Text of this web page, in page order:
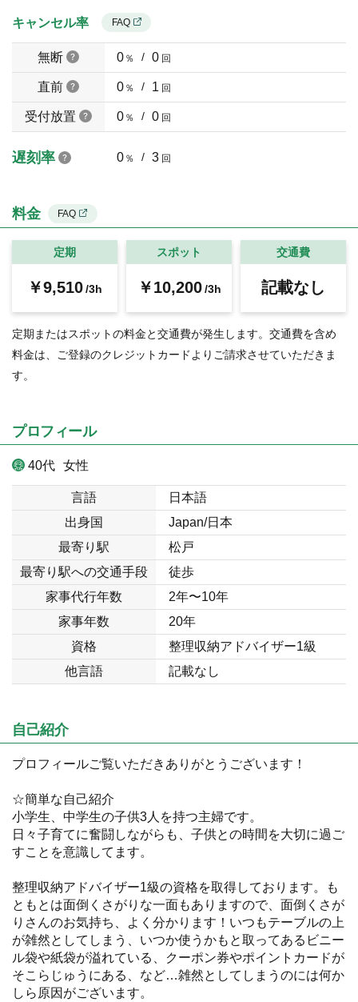
キャンセル率 FAQ
無断 0％ / 0 回
直前 0％ / 1 回
受付放置 0％ / 0 回
遅刻率 0％ / 3 回
料金 FAQ
定期
￥9,510/3h
スポット
￥10,200 /3h
交通費
記載なし
定期またはスポットの料金と交通費が発生します。交通費を含め
料金は、ご登録のクレジットカードよりご請求させていただきま
す。
プロフィール
40代 女性
言語
日本語
出身国
Japan/日本
最寄り駅
松戸
最寄り駅への交通手段
徒歩
家事代行年数
2年〜10年
家事年数
20年
資格
整理収納アドバイザー1級
他言語
記載なし
自己紹介
プロフィールご覧いただきありがとうございます！
☆簡単な自己紹介
小学生、中学生の子供3人を持つ主婦です。
日々子育てに奮闘しながらも、子供との時間を大切に過ご
すことを意識してます。
整理収納アドバイザー1級の資格を取得しております。も
ともとは面倒くさがりな一面もありますので、面倒くさが
りさんのお気持ち、よく分かります！いつもテーブルの上
が雑然としてしまう、いつか使うかもと取ってあるビニー
ル袋や紙袋が溢れている、クーポン券やポイントカードが
そこらじゅうにある、など…雑然としてしまうのには何か
しら原因がございます。